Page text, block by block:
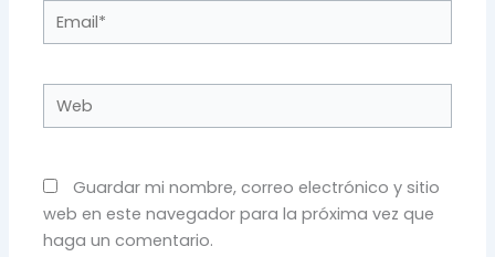
Email*
Web
Guardar mi nombre, correo electrónico y sitio
web en este navegador para la próxima vez que
haga un comentario.